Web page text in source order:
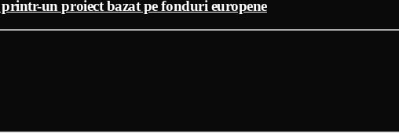
un proiect bazat pe fonduri europene